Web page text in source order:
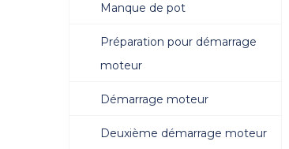
Manque de pot
Préparation pour démarrage
moteur
Démarrage moteur
Deuxième démarrage moteur